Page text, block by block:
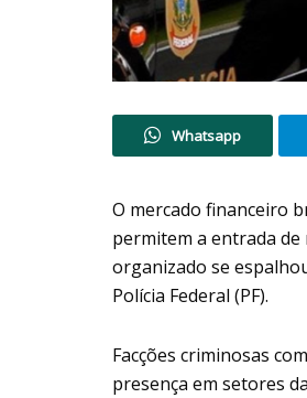
Whatsapp
O mercado financeiro
permitem a entrada
organizado se
Polícia Federal (PF).
Facções criminosas
presença em setores